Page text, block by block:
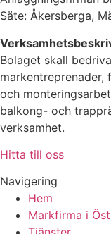
Säte: Åkersberga,
Bolaget skall
och
balkong- och
verksamhet.
Hitta till oss
Navigering
Hem
Markfirma i